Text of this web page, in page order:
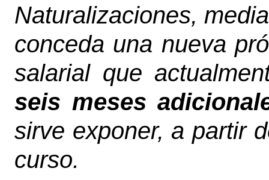
Naturalizaciones,
conceda una nueva
salarial que
seis meses
sirve exponer, a partir
curso.